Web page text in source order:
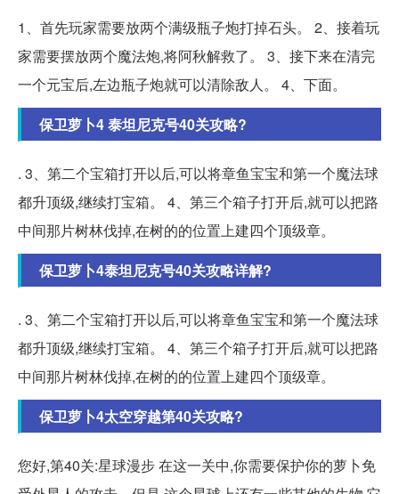
1、首先玩家需要放两个满级瓶子炮打掉石头。 2、接着玩
家需要摆放两个魔法炮,将阿秋解救了。 3、接下来在清完
一个元宝后,左边瓶子炮就可以清除敌人。 4、下面。
保卫萝卜4 泰坦尼克号40关攻略?
. 3、第二个宝箱打开以后,可以将章鱼宝宝和第一个魔法球
都升顶级,继续打宝箱。 4、第三个箱子打开后,就可以把路
中间那片树林伐掉,在树的的位置上建四个顶级章。
保卫萝卜4泰坦尼克号40关攻略详解?
. 3、第二个宝箱打开以后,可以将章鱼宝宝和第一个魔法球
都升顶级,继续打宝箱。 4、第三个箱子打开后,就可以把路
中间那片树林伐掉,在树的的位置上建四个顶级章。
保卫萝卜4太空穿越第40关攻略?
您好,第40关:星球漫步 在这一关中,你需要保护你的萝卜免